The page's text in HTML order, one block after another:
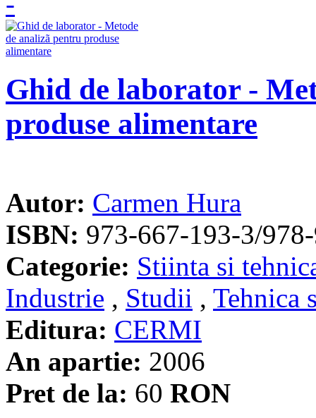
Ghid de laborator -
produse alimentare
Autor: Carmen Hura
ISBN: 973-667-193-3/
Categorie: Stiinta si
Industrie , Studii , Tehnica
Editura: CERMI
An apartie: 2006
Pret de la: 60 RON